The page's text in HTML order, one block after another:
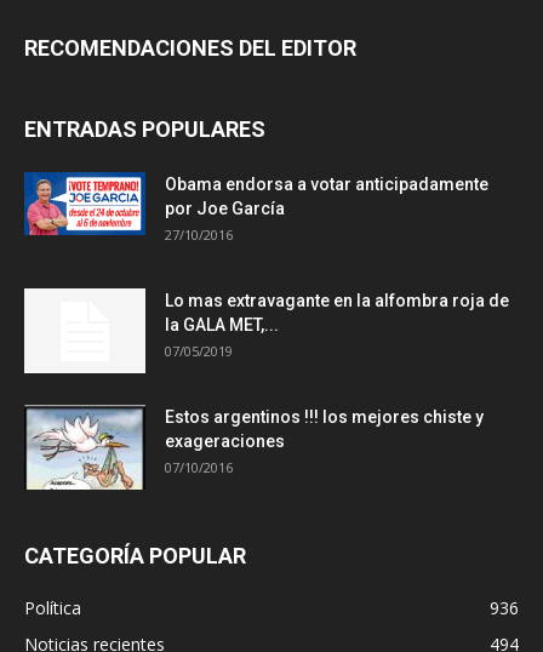
RECOMENDACIONES DEL EDITOR
ENTRADAS POPULARES
Obama endorsa a votar anticipadamente
por Joe García
27/10/2016
Lo mas extravagante en la alfombra roja de
la GALA MET,...
07/05/2019
Estos argentinos !!! los mejores chiste y
exageraciones
07/10/2016
CATEGORÍA POPULAR
Política
936
Noticias recientes
494